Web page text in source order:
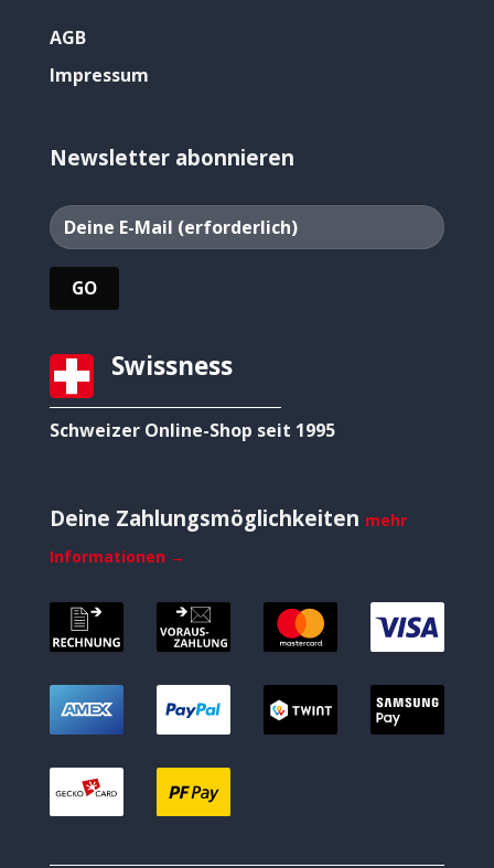
AGB
Impressum
Newsletter abonnieren
Swissness
Schweizer Online-Shop seit 1995
Deine Zahlungsmöglichkeiten mehr
Informationen →